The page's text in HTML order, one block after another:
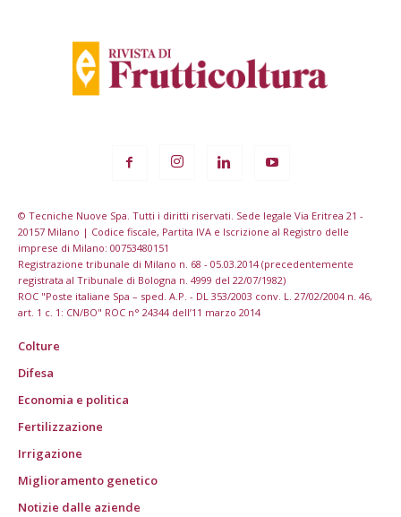
© Tecniche Nuove Spa. Tutti i diritti riservati. Sede legale Via Eritrea 21 -
20157 Milano | Codice fiscale, Partita IVA e Iscrizione al Registro delle
imprese di Milano: 00753480151
Registrazione tribunale di Milano n. 68 - 05.03.2014 (precedentemente
registrata al Tribunale di Bologna n. 4999 del 22/07/1982)
ROC "Poste italiane Spa – sped. A.P. - DL 353/2003 conv. L. 27/02/2004 n. 46,
art. 1 c. 1: CN/BO" ROC n° 24344 dell’11 marzo 2014
Colture
Difesa
Economia e politica
Fertilizzazione
Irrigazione
Miglioramento genetico
Notizie dalle aziende